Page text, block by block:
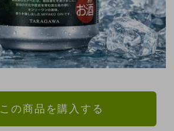
この商品を購入する